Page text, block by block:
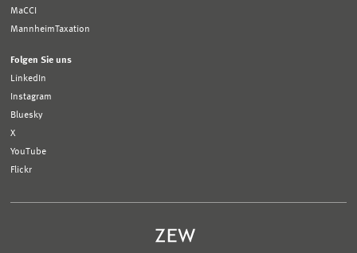
MaCCI
MannheimTaxation
Folgen Sie uns
LinkedIn
Instagram
Bluesky
X
YouTube
Flickr